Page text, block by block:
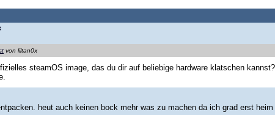
von liltan0x
steamOS image, das du dir auf beliebige hardware klatschen
heut auch keinen bock mehr was zu machen da ich grad erst